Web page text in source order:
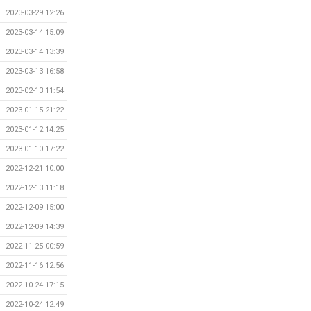
2023-03-29 12:26
2023-03-14 15:09
2023-03-14 13:39
2023-03-13 16:58
2023-02-13 11:54
2023-01-15 21:22
2023-01-12 14:25
2023-01-10 17:22
2022-12-21 10:00
2022-12-13 11:18
2022-12-09 15:00
2022-12-09 14:39
2022-11-25 00:59
2022-11-16 12:56
2022-10-24 17:15
2022-10-24 12:49